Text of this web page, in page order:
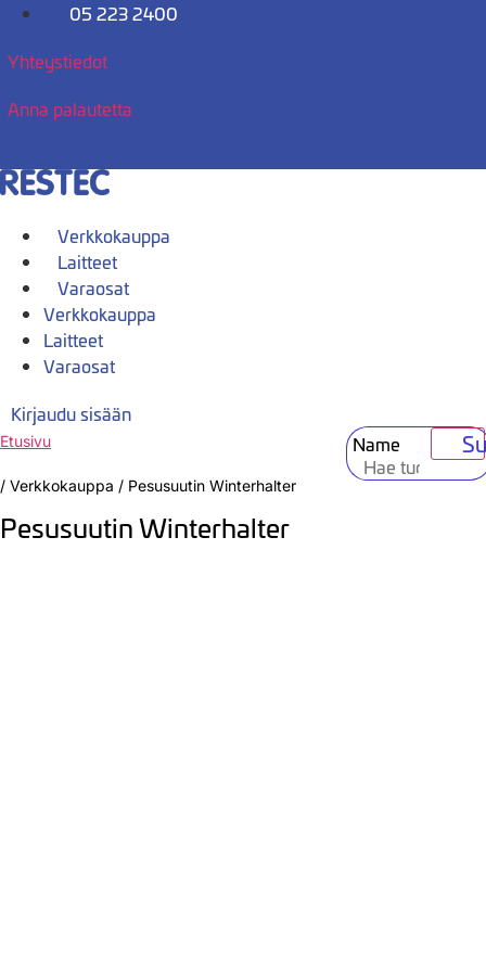
Mene
05 223 2400
Yhteystiedot
Anna palautetta
Verkkokauppa
Laitteet
Varaosat
Verkkokauppa
Laitteet
Varaosat
Kirjaudu sisään
Name
Etusivu
/ Verkkokauppa / Pesusuutin Winterhalter
Pesusuutin Winterhalter